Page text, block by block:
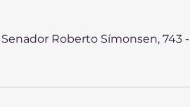
Roberto Símonsen, 743 -